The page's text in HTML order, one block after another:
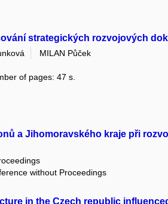
strategických rozvojových
MILAN Půček
of pages: 47 s.
a Jihomoravského kraje při
without Proceedings
in the Czech republic